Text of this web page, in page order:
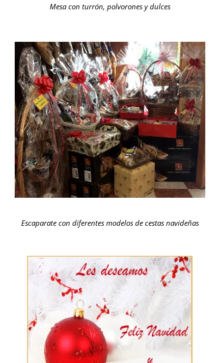
Mesa con turrón, polvorones y dulces
Escaparate con diferentes modelos de cestas navideñas